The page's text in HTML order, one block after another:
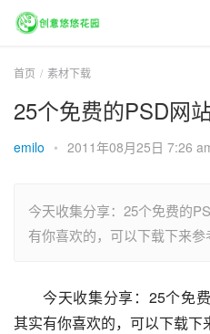
首页 素材下载
25个免费的PSD网
emilo • 2011年08月25日 7:26
今天收集分享：25个免费的
有你喜欢的，可以下载下来参
今天收集分享：25个免
其实有你喜欢的，可以下载下